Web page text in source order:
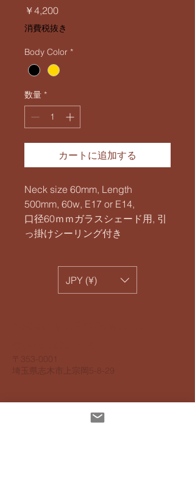
￥4,200価
格
消費税抜き
Body Color *
数量 *
カートに追加する
Neck size 60mm, Length
500mm, 60w, E17 or E14,
口径60ｍｍガラスシェード用, 引
っ掛けシーリング付き
JPY (¥)
​〒353-0001
​埼玉県志木市上宗岡5-8-29